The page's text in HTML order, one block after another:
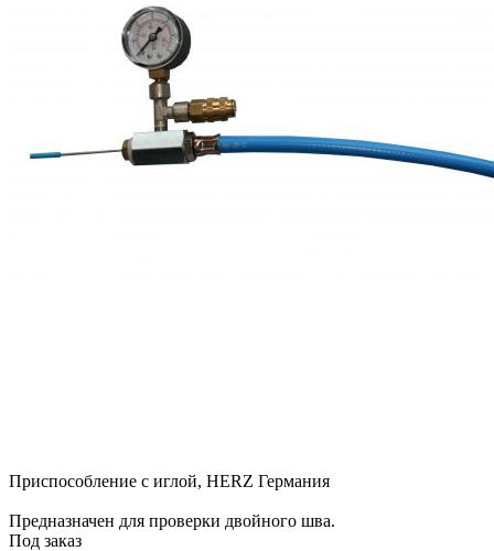
Приспособление с иглой, HERZ Германия
Предназначен для проверки двойного шва.
Под заказ